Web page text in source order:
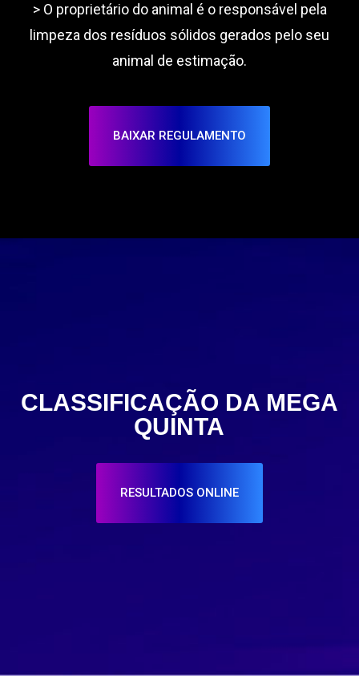
> O proprietário do animal é o responsável pela
limpeza dos resíduos sólidos gerados pelo seu
animal de estimação.
BAIXAR REGULAMENTO
CLASSIFICAÇÃO DA MEGA
QUINTA
RESULTADOS ONLINE